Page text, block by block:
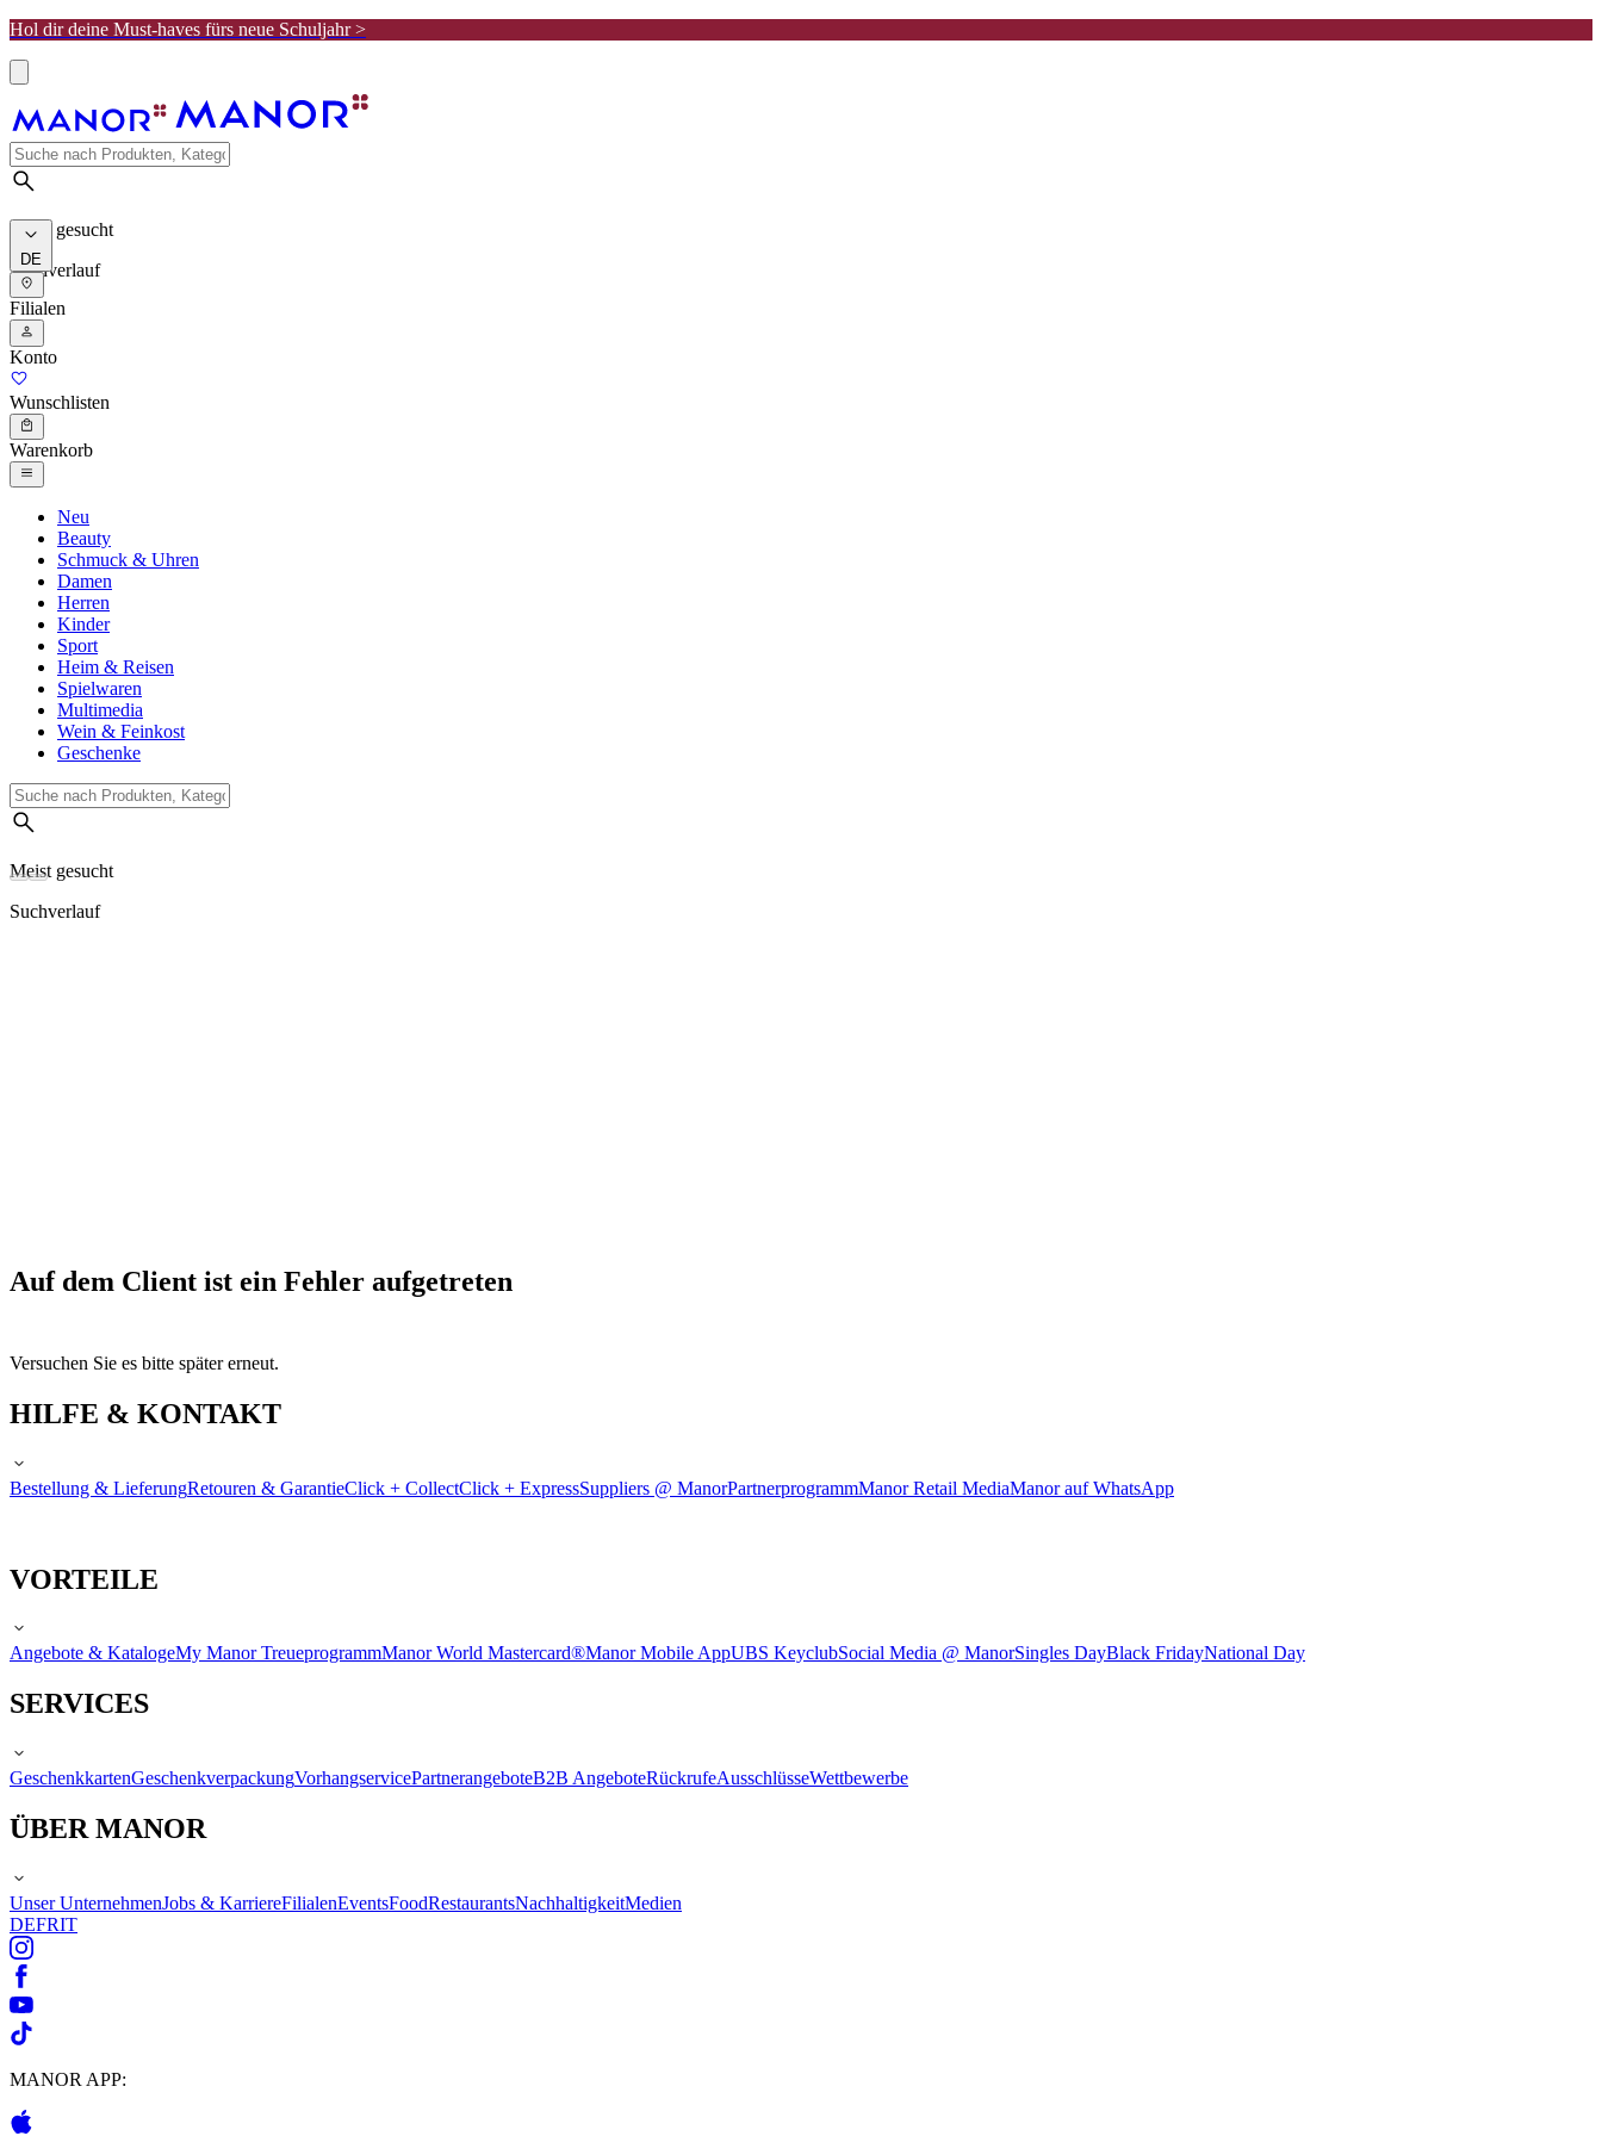
Hol dir deine Must-haves fürs neue Schuljahr >
Meist gesucht
Suchverlauf
DE
Filialen
Konto
Wunschlisten
Warenkorb
Neu
Beauty
Schmuck & Uhren
Damen
Herren
Kinder
Sport
Heim & Reisen
Spielwaren
Multimedia
Wein & Feinkost
Geschenke
Meist gesucht
Suchverlauf
Auf dem Client ist ein Fehler aufgetreten
Versuchen Sie es bitte später erneut.
HILFE & KONTAKT
Bestellung & LieferungRetouren & GarantieClick + CollectClick + ExpressSuppliers @ ManorPartnerprogrammManor Retail MediaManor auf WhatsApp
VORTEILE
Angebote & KatalogeMy Manor TreueprogrammManor World Mastercard®Manor Mobile AppUBS KeyclubSocial Media @ ManorSingles DayBlack FridayNational Day
SERVICES
GeschenkkartenGeschenkverpackungVorhangservicePartnerangeboteB2B AngeboteRückrufeAusschlüsseWettbewerbe
ÜBER MANOR
Unser UnternehmenJobs & KarriereFilialenEventsFoodRestaurantsNachhaltigkeitMedien
DEFRIT
MANOR APP: